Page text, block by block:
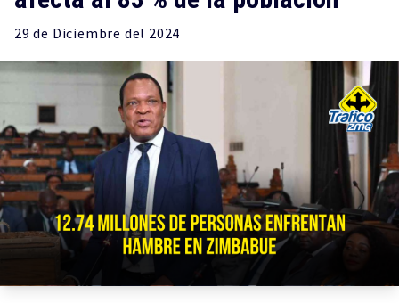
29 de Diciembre del 2024